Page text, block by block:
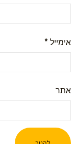
אימייל*
אתר